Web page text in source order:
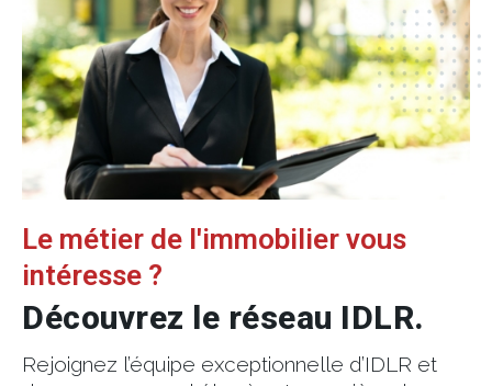
Le métier de l'immobilier vous
intéresse ?
Découvrez le réseau IDLR.
Rejoignez l’équipe exceptionnelle d’IDLR et